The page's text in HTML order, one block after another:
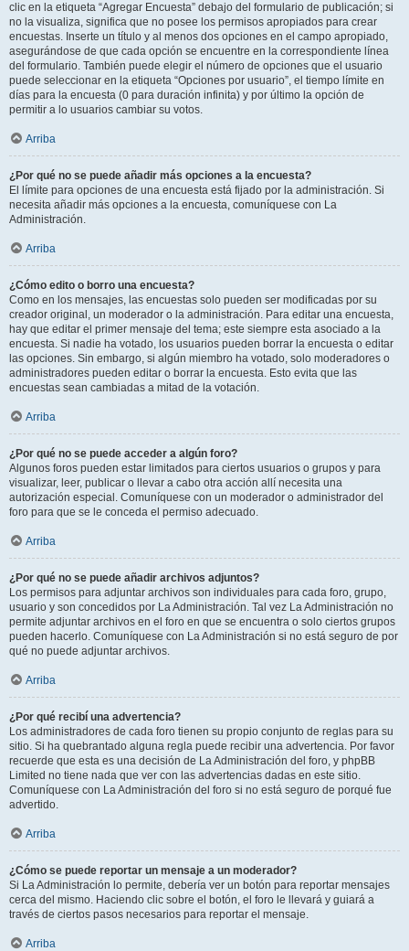
clic en la etiqueta “Agregar Encuesta” debajo del formulario de publicación; si
no la visualiza, significa que no posee los permisos apropiados para crear
encuestas. Inserte un título y al menos dos opciones en el campo apropiado,
asegurándose de que cada opción se encuentre en la correspondiente línea
del formulario. También puede elegir el número de opciones que el usuario
puede seleccionar en la etiqueta “Opciones por usuario”, el tiempo límite en
días para la encuesta (0 para duración infinita) y por último la opción de
permitir a lo usuarios cambiar su votos.
Arriba
¿Por qué no se puede añadir más opciones a la encuesta?
El límite para opciones de una encuesta está fijado por la administración. Si
necesita añadir más opciones a la encuesta, comuníquese con La
Administración.
Arriba
¿Cómo edito o borro una encuesta?
Como en los mensajes, las encuestas solo pueden ser modificadas por su
creador original, un moderador o la administración. Para editar una encuesta,
hay que editar el primer mensaje del tema; este siempre esta asociado a la
encuesta. Si nadie ha votado, los usuarios pueden borrar la encuesta o editar
las opciones. Sin embargo, si algún miembro ha votado, solo moderadores o
administradores pueden editar o borrar la encuesta. Esto evita que las
encuestas sean cambiadas a mitad de la votación.
Arriba
¿Por qué no se puede acceder a algún foro?
Algunos foros pueden estar limitados para ciertos usuarios o grupos y para
visualizar, leer, publicar o llevar a cabo otra acción allí necesita una
autorización especial. Comuníquese con un moderador o administrador del
foro para que se le conceda el permiso adecuado.
Arriba
¿Por qué no se puede añadir archivos adjuntos?
Los permisos para adjuntar archivos son individuales para cada foro, grupo,
usuario y son concedidos por La Administración. Tal vez La Administración no
permite adjuntar archivos en el foro en que se encuentra o solo ciertos grupos
pueden hacerlo. Comuníquese con La Administración si no está seguro de por
qué no puede adjuntar archivos.
Arriba
¿Por qué recibí una advertencia?
Los administradores de cada foro tienen su propio conjunto de reglas para su
sitio. Si ha quebrantado alguna regla puede recibir una advertencia. Por favor
recuerde que esta es una decisión de La Administración del foro, y phpBB
Limited no tiene nada que ver con las advertencias dadas en este sitio.
Comuníquese con La Administración del foro si no está seguro de porqué fue
advertido.
Arriba
¿Cómo se puede reportar un mensaje a un moderador?
Si La Administración lo permite, debería ver un botón para reportar mensajes
cerca del mismo. Haciendo clic sobre el botón, el foro le llevará y guiará a
través de ciertos pasos necesarios para reportar el mensaje.
Arriba